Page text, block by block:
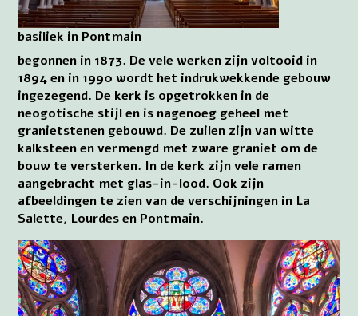
basiliek in Pontmain
begonnen in 1873. De vele werken zijn voltooid in
1894 en in 1990 wordt het indrukwekkende gebouw
ingezegend. De kerk is opgetrokken in de
neogotische stijl en is nagenoeg geheel met
granietstenen gebouwd. De zuilen zijn van witte
kalksteen en vermengd met zware graniet om de
bouw te versterken. In de kerk zijn vele ramen
aangebracht met glas-in-lood. Ook zijn
afbeeldingen te zien van de verschijningen in La
Salette, Lourdes en Pontmain.